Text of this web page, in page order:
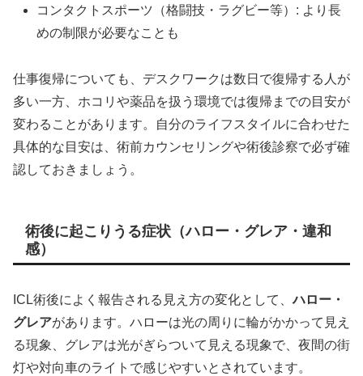
コンタクトスポーツ（格闘技・ラグビー等）: より長
めの制限が必要なことも
仕事復帰についても、デスクワークは数日で復帰する人が
多い一方、ホコリや薬品を扱う環境では復帰までの目安が
変わることがあります。自分のライフスタイルに合わせた
具体的な目安は、術前カウンセリングや術後診察で必ず確
認しておきましょう。
術後に起こりうる症状（ハロー・グレア・違和
感）
ICL術後によく報告される見え方の変化として、ハロー・
グレアがあります。ハローは光の周りに輪がかかって見え
る現象、グレアは光がぎらついて見える現象で、夜間の街
灯や対向車のライトで感じやすいとされています。